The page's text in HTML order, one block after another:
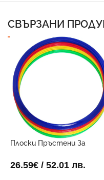
СВЪРЗАНИ
Плоски Пръстени За
12)4 45см
26.59€ / 52.01 лв.